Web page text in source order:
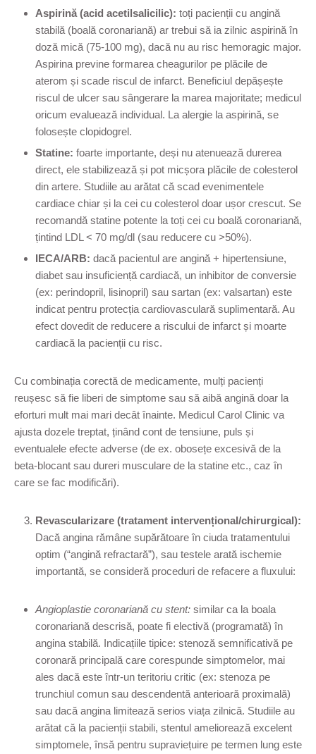
Aspirină (acid acetilsalicilic): toți pacienții cu angină
stabilă (boală coronariană) ar trebui să ia zilnic aspirină în
doză mică (75-100 mg), dacă nu au risc hemoragic major.
Aspirina previne formarea cheagurilor pe plăcile de
aterom și scade riscul de infarct. Beneficiul depășește
riscul de ulcer sau sângerare la marea majoritate; medicul
oricum evaluează individual. La alergie la aspirină, se
folosește clopidogrel.
Statine: foarte importante, deși nu atenuează durerea
direct, ele stabilizează și pot micșora plăcile de colesterol
din artere. Studiile au arătat că scad evenimentele
cardiace chiar și la cei cu colesterol doar ușor crescut. Se
recomandă statine potente la toți cei cu boală coronariană,
țintind LDL < 70 mg/dl (sau reducere cu >50%).
IECA/ARB: dacă pacientul are angină + hipertensiune,
diabet sau insuficiență cardiacă, un inhibitor de conversie
(ex: perindopril, lisinopril) sau sartan (ex: valsartan) este
indicat pentru protecția cardiovasculară suplimentară. Au
efect dovedit de reducere a riscului de infarct și moarte
cardiacă la pacienții cu risc.
Cu combinația corectă de medicamente, mulți pacienți
reușesc să fie liberi de simptome sau să aibă angină doar la
eforturi mult mai mari decât înainte. Medicul Carol Clinic va
ajusta dozele treptat, ținând cont de tensiune, puls și
eventualele efecte adverse (de ex. obosețe excesivă de la
beta-blocant sau dureri musculare de la statine etc., caz în
care se fac modificări).
Revascularizare (tratament intervențional/chirurgical):
Dacă angina rămâne supărătoare în ciuda tratamentului
optim (“angină refractară”), sau testele arată ischemie
importantă, se consideră proceduri de refacere a fluxului:
Angioplastie coronariană cu stent: similar ca la boala
coronariană descrisă, poate fi electivă (programată) în
angina stabilă. Indicațiile tipice: stenoză semnificativă pe
coronară principală care corespunde simptomelor, mai
ales dacă este într-un teritoriu critic (ex: stenoza pe
trunchiul comun sau descendentă anterioară proximală)
sau dacă angina limitează serios viața zilnică. Studiile au
arătat că la pacienții stabili, stentul ameliorează excelent
simptomele, însă pentru supraviețuire pe termen lung este